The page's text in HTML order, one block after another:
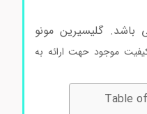
گلیسیرین مونو
موجود حهت ارائه به